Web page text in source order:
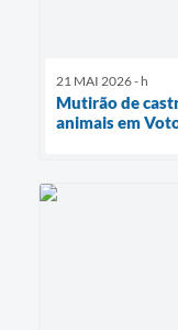
21 MAI 2026 - h
Mutirão de
animais em